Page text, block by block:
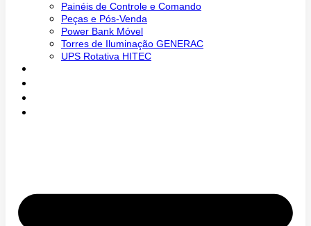
Painéis de Controle e Comando
Peças e Pós-Venda
Power Bank Móvel
Torres de Iluminação GENERAC
UPS Rotativa HITEC